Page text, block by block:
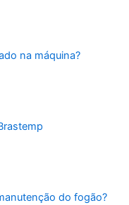
na máquina?
do fogão?